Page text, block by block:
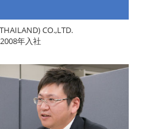
CO.,LTD.
年入社